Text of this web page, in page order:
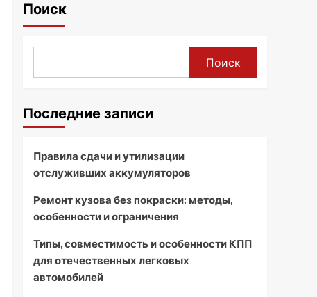
Поиск
Поиск
Последние записи
Правила сдачи и утилизации
отслуживших аккумуляторов
Ремонт кузова без покраски: методы,
особенности и ограничения
Типы, совместимость и особенности КПП
для отечественных легковых
автомобилей